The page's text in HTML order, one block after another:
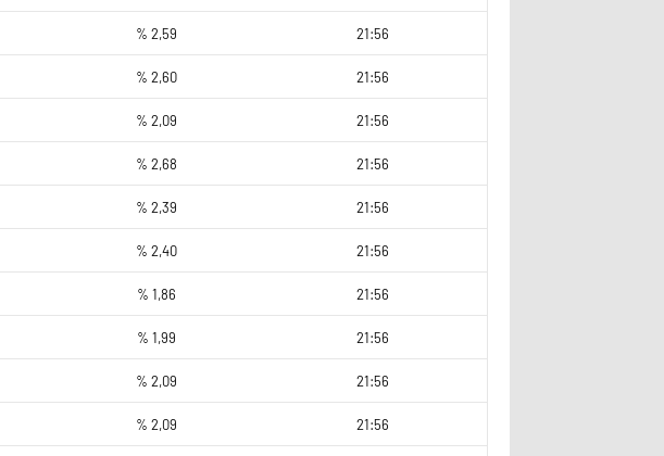
% 2,59 21:56
% 2,60 21:56
% 2,09 21:56
% 2,68 21:56
% 2,39 21:56
% 2,40 21:56
% 1,86 21:56
% 1,99 21:56
% 2,09 21:56
% 2,09 21:56